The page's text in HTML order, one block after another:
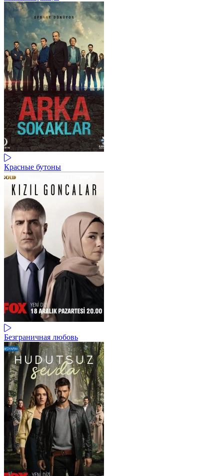
Красные бутоны
Безграничная любовь